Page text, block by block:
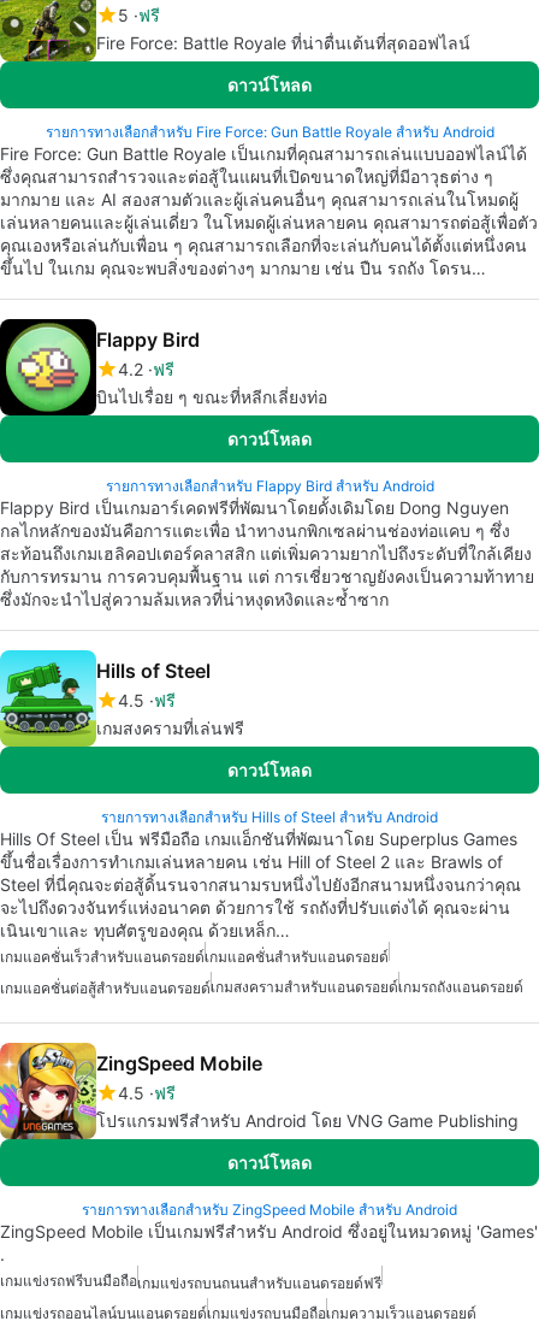
5 ฟรี
Fire Force: Battle Royale ที่น่าตื่นเต้นที่สุดออฟไลน์
ดาวน์โหลด
รายการทางเลือกสำหรับ Fire Force: Gun Battle Royale สำหรับ Android
Fire Force: Gun Battle Royale เป็นเกมที่คุณสามารถเล่นแบบออฟไลน์ได้
ซึ่งคุณสามารถสำรวจและต่อสู้ในแผนที่เปิดขนาดใหญ่ที่มีอาวุธต่าง ๆ
มากมาย และ AI สองสามตัวและผู้เล่นคนอื่นๆ คุณสามารถเล่นในโหมดผู้
เล่นหลายคนและผู้เล่นเดี่ยว ในโหมดผู้เล่นหลายคน คุณสามารถต่อสู้เพื่อตัว
คุณเองหรือเล่นกับเพื่อน ๆ คุณสามารถเลือกที่จะเล่นกับคนได้ตั้งแต่หนึ่งคน
ขึ้นไป ในเกม คุณจะพบสิ่งของต่างๆ มากมาย เช่น ปืน รถถัง โดรน…
Flappy Bird
4.2 ฟรี
บินไปเรื่อย ๆ ขณะที่หลีกเลี่ยงท่อ
ดาวน์โหลด
รายการทางเลือกสำหรับ Flappy Bird สำหรับ Android
Flappy Bird เป็นเกมอาร์เคดฟรีที่พัฒนาโดยดั้งเดิมโดย Dong Nguyen
กลไกหลักของมันคือการแตะเพื่อ นำทางนกพิกเซลผ่านช่องท่อแคบ ๆ ซึ่ง
สะท้อนถึงเกมเฮลิคอปเตอร์คลาสสิก แต่เพิ่มความยากไปถึงระดับที่ใกล้เคียง
กับการทรมาน การควบคุมพื้นฐาน แต่ การเชี่ยวชาญยังคงเป็นความท้าทาย
ซึ่งมักจะนำไปสู่ความล้มเหลวที่น่าหงุดหงิดและซ้ำซาก
Hills of Steel
4.5 ฟรี
เกมสงครามที่เล่นฟรี
ดาวน์โหลด
รายการทางเลือกสำหรับ Hills of Steel สำหรับ Android
Hills Of Steel เป็น ฟรีมือถือ เกมแอ็กชันที่พัฒนาโดย Superplus Games
ขึ้นชื่อเรื่องการทำเกมเล่นหลายคน เช่น Hill of Steel 2 และ Brawls of
Steel ที่นี่คุณจะต่อสู้ดิ้นรนจากสนามรบหนึ่งไปยังอีกสนามหนึ่งจนกว่าคุณ
จะไปถึงดวงจันทร์แห่งอนาคต ด้วยการใช้ รถถังที่ปรับแต่งได้ คุณจะผ่าน
เนินเขาและ ทุบศัตรูของคุณ ด้วยเหล็ก…
เกมแอคชั่นเร็วสำหรับแอนดรอยด์เกมแอคชั่นสำหรับแอนดรอยด์
เกมแอคชั่นต่อสู้สำหรับแอนดรอยด์เกมสงครามสำหรับแอนดรอยด์เกมรถถังแอนดรอยด์
ZingSpeed Mobile
4.5 ฟรี
โปรแกรมฟรีสำหรับ Android โดย VNG Game Publishing
ดาวน์โหลด
รายการทางเลือกสำหรับ ZingSpeed Mobile สำหรับ Android
ZingSpeed Mobile เป็นเกมฟรีสำหรับ Android ซึ่งอยู่ในหมวดหมู่ 'Games'
.
เกมแข่งรถฟรีบนมือถือเกมแข่งรถบนถนนสำหรับแอนดรอยด์ฟรี
เกมแข่งรถออนไลน์บนแอนดรอยด์เกมแข่งรถบนมือถือเกมความเร็วแอนดรอยด์